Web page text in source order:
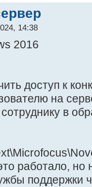
14:38
2016
доступ к
на
в
работало,
поддержки